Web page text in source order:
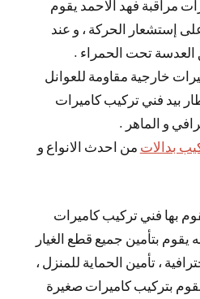
مراقبة فهد الاحمد يقوم
إستشعار الحركة ، و عند
تحت الحمراء .
خارجية مقاومة للعوانل
بيد فني تركيب كاميرات
و الماهر .
بدالات من احدث الانواع و
بها فني تركيب كاميرات
يقوم بتأمين جميع قطع الغيار
، تأمين الحماية للمنزل ،
نقوم بتركيب كاميرات صغيرة